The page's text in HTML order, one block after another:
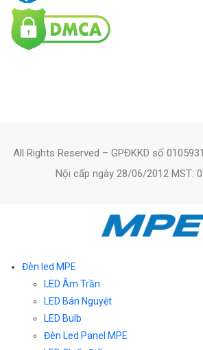
All Rights Reserved – GPĐKKD số
Nội cấp ngày 28/06/2012 MST:
Đèn led MPE
LED Âm Trần
LED Bán Nguyệt
LED Bulb
Đèn Led Panel MPE